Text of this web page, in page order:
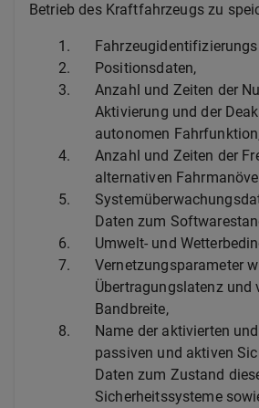
Betrieb des Kraftfahrzeugs zu
1.
2.
Positionsdaten,
3.
Anzahl und Zeiten der
Aktivierung und der
autonomen
4.
Anzahl und Zeiten der
alternativen
5.
Daten zum
6.
Umwelt- und
7.
Vernetzungsparameter
Übertragungslatenz und
Bandbreite,
8.
Name der aktivierten
passiven und aktiven
Daten zum Zustand
Sicherheitssysteme